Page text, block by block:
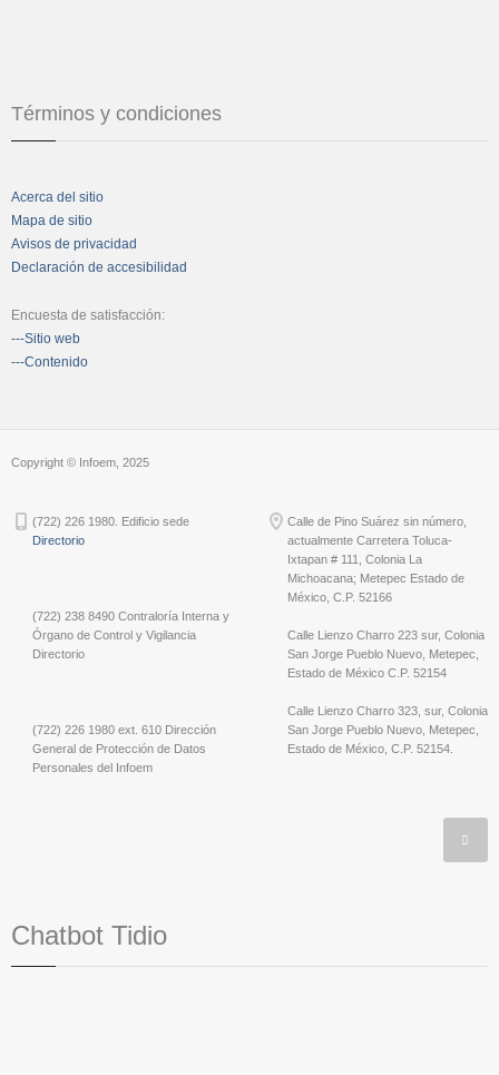
Términos y condiciones
Acerca del sitio
Mapa de sitio
Avisos de privacidad
Declaración de accesibilidad
Encuesta de satisfacción:
---Sitio web
---Contenido
Copyright © Infoem, 2025
(722) 226 1980. Edificio sede
Directorio
(722) 238 8490 Contraloría Interna y
Órgano de Control y Vigilancia
Directorio
(722) 226 1980 ext. 610 Dirección
General de Protección de Datos
Personales del Infoem
Calle de Pino Suárez sin número,
actualmente Carretera Toluca-
Ixtapan # 111, Colonia La
Michoacana; Metepec Estado de
México, C.P. 52166
Calle Lienzo Charro 223 sur, Colonia
San Jorge Pueblo Nuevo, Metepec,
Estado de México C.P. 52154
Calle Lienzo Charro 323, sur, Colonia
San Jorge Pueblo Nuevo, Metepec,
Estado de México, C.P. 52154.
Chatbot Tidio